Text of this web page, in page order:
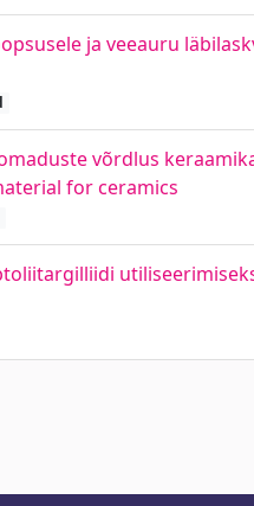
ja veeauru
võrdlus
for ceramics